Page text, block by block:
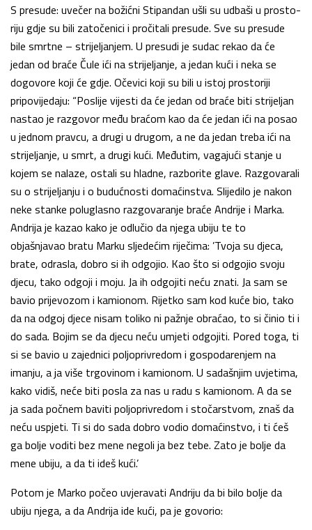
S presude: uvečer na božićni Stipandan ušli su udbaši u prosto­
riju gdje su bili zatočenici i pročitali presude. Sve su presude
bile smrtne – strijeljanjem. U presudi je sudac rekao da će
jedan od braće Čule ići na strijeljanje, a jedan kući i neka se
dogovore koji će gdje. Očevici koji su bili u istoj prostoriji
pripovijedaju: “Poslije vijesti da će jedan od braće biti strijeljan
nastao je razgovor među braćom kao da će jedan ići na posao
u jednom pravcu, a drugi u drugom, a ne da jedan treba ići na
strijeljanje, u smrt, a drugi kući. Međutim, vagajući stanje u
kojem se nalaze, ostali su hladne, razborite glave. Razgovarali
su o strijeljanju i o budućnosti domaćinstva. Slijedilo je nakon
neke stanke poluglasno razgovaranje braće Andrije i Marka.
Andrija je kazao kako je odlučio da njega ubiju te to
objašnjavao bratu Marku sljedećim riječima: ’Tvoja su djeca,
brate, odrasla, dobro si ih odgojio. Kao što si odgojio svoju
djecu, tako odgoji i moju. Ja ih odgojiti neću znati. Ja sam se
bavio prijevozom i kamionom. Rijetko sam kod kuće bio, tako
da na odgoj djece nisam toliko ni pažnje obraćao, to si činio ti i
do sada. Bojim se da djecu neću umjeti odgojiti. Pored toga, ti
si se bavio u zajednici poljoprivredom i gospodarenjem na
imanju, a ja više trgovinom i kamionom. U sadašnjim uvjetima,
kako vidiš, neće biti posla za nas u radu s kamionom. A da se
ja sada počnem baviti poljoprivredom i stočarstvom, znaš da
neću uspjeti. Ti si do sada dobro vodio domaćinstvo, i ti ćeš
ga bolje voditi bez mene negoli ja bez tebe. Zato je bolje da
mene ubiju, a da ti ideš kući.’
Potom je Marko počeo uvjeravati Andriju da bi bilo bolje da
ubiju njega, a da Andrija ide kući, pa je govorio: